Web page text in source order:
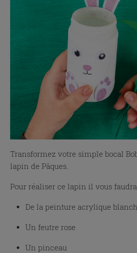
Transformez votre simple bocal
lapin de Pâques.
Pour réaliser ce lapin il vous
De la peinture acrylique
Un feutre rose
Un pinceau